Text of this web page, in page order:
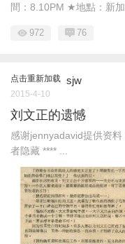
間：8.10PM ★地點：新加
972 76
点击重新加载 sjw
2015-4-10
刘文正的遗憾
感谢jennyadavid提供资
者隐藏 **** ...